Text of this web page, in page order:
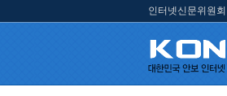
인터넷신문위원